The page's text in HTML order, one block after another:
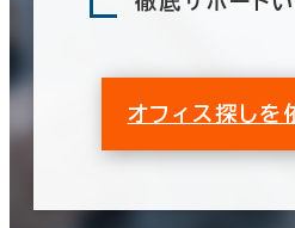
オフィス探しを